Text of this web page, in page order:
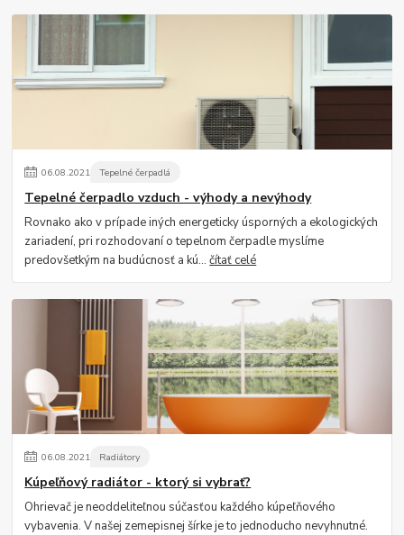
06.08.2021 Tepelné čerpadlá
Tepelné čerpadlo vzduch - výhody a nevýhody
Rovnako ako v prípade iných energeticky úsporných a ekologických
zariadení, pri rozhodovaní o tepelnom čerpadle myslíme
predovšetkým na budúcnosť a kú...čítať celé
06.08.2021 Radiátory
Kúpeľňový radiátor - ktorý si vybrať?
Ohrievač je neoddeliteľnou súčasťou každého kúpeľňového
vybavenia. V našej zemepisnej šírke je to jednoducho nevyhnutné.